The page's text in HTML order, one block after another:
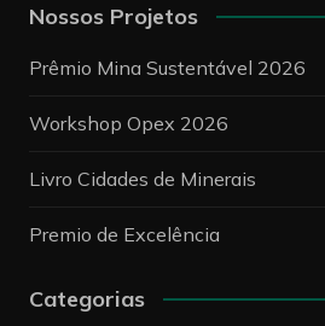
Nossos Projetos
Prêmio Mina Sustentável 2026
Workshop Opex 2026
Livro Cidades de Minerais
Premio de Excelência
Categorias